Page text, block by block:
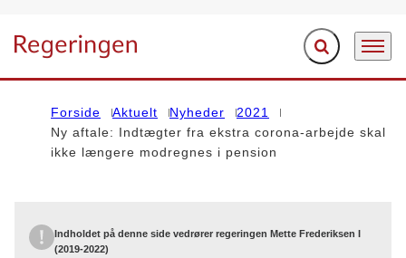
Gå til forsiden Fold søgefelt ud
Menu
Forside Aktuelt Nyheder
2021
Ny aftale: Indtægter fra ekstra corona-arbejde skal
ikke længere modregnes i pension
Indholdet på denne side vedrører regeringen Mette Frederiksen I
(2019-2022)